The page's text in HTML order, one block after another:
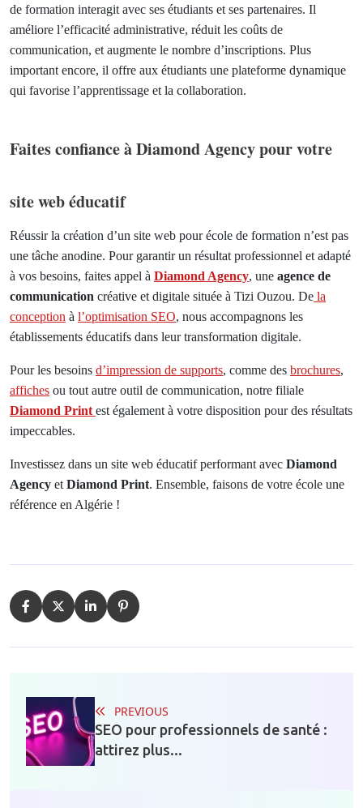
de formation interagit avec ses étudiants et ses partenaires. Il
améliore l’efficacité administrative, réduit les coûts de
communication, et augmente le nombre d’inscriptions. Plus
important encore, il offre aux étudiants une plateforme dynamique
qui favorise l’apprentissage et la collaboration.
Faites confiance à Diamond Agency pour votre
site web éducatif
Réussir la création d’un site web pour école de formation n’est pas
une tâche anodine. Pour garantir un résultat professionnel et adapté
à vos besoins, faites appel à Diamond Agency, une agence de
communication créative et digitale située à Tizi Ouzou. De la
conception à l’optimisation SEO, nous accompagnons les
établissements éducatifs dans leur transformation digitale.
Pour les besoins d’impression de supports, comme des brochures,
affiches ou tout autre outil de communication, notre filiale
Diamond Print est également à votre disposition pour des résultats
impeccables.
Investissez dans un site web éducatif performant avec Diamond
Agency et Diamond Print. Ensemble, faisons de votre école une
référence en Algérie !
PREVIOUS
SEO pour professionnels de santé :
attirez plus...